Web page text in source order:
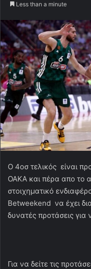
Less than a minute
O 4oσ τελικός είναι
ΟΑΚΑ και πέρα απο το
στοιχηματικό
Betweekend να έχει
δυνατές προτάσεις για
Για να δείτε τις